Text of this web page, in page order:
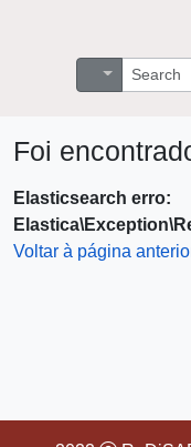
Buscar
Opções de
Foi
Elasticsearch erro:
Voltar à página